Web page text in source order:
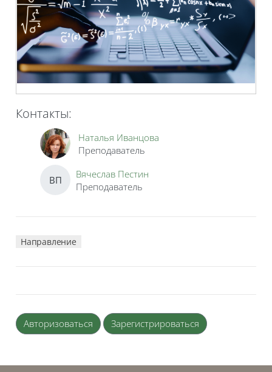
Контакты:
Наталья Иванцова
Преподаватель
ВП
Вячеслав Пестин
Преподаватель
Направление
Авторизоваться Зарегистрироваться